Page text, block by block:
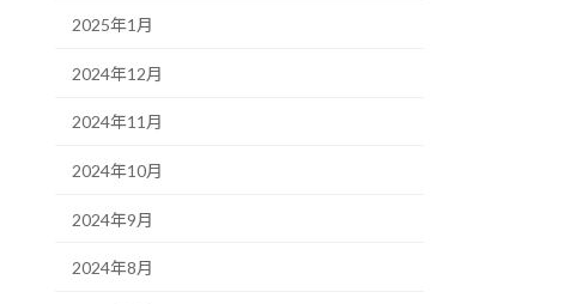
2025年1月
2024年12月
2024年11月
2024年10月
2024年9月
2024年8月